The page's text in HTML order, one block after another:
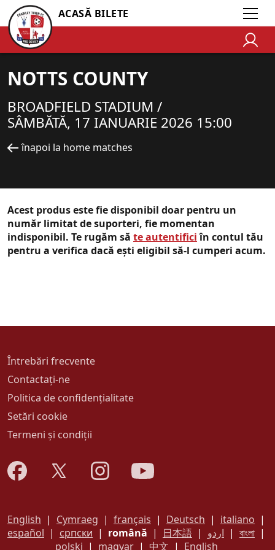
ACASĂ BILETE
NOTTS COUNTY
BROADFIELD STADIUM /
SÂMBĂTĂ, 17 IANUARIE 2026 15:00
înapoi la home matches
Acest produs este fie disponibil doar pentru un
număr limitat de suporteri, fie momentan
indisponibil. Te rugăm să te autentificiîn contul tău
pentru a verifica dacă ești eligibil să-l cumperi acum.
Întrebări frecvente
Contactați-ne
Politica de confidențialitate
Setări cookie
Termeni și condiții
English | Cymraeg | français | Deutsch | italiano |
español | српски | română | 日本語 | اردو | বাংলা |
polski | magyar| 中文 | English